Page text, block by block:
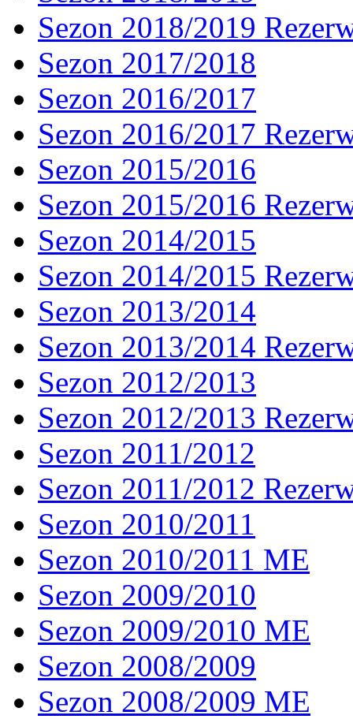
Sezon 2018/2019
Sezon 2017/2018
Sezon 2016/2017
Sezon 2016/2017
Sezon 2015/2016
Sezon 2015/2016
Sezon 2014/2015
Sezon 2014/2015
Sezon 2013/2014
Sezon 2013/2014
Sezon 2012/2013
Sezon 2012/2013
Sezon 2011/2012
Sezon 2011/2012
Sezon 2010/2011
Sezon 2010/2011 ME
Sezon 2009/2010
Sezon 2009/2010 ME
Sezon 2008/2009
Sezon 2008/2009 ME